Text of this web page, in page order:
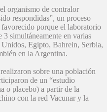
organismo de contralor
respondidas”, un proceso
porque el laboratorio
3 simultáneamente en varias
Egipto, Bahrein, Serbia,
en la Argentina.
sobre una población
de un “estudio
o placebo) a partir de la
con la red Vacunar y la